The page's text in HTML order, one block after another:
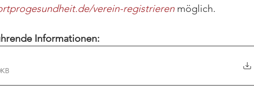
verein-registrieren möglich.
Informationen: